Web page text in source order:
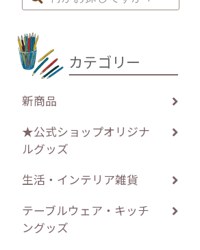
カテゴリー
新商品
★公式ショップオリジナ
ルグッズ
生活・インテリア雑貨
テーブルウェア・キッチ
ングッズ